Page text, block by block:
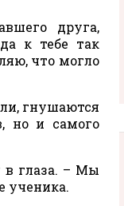
друга,
к тебе так
что могло
гнушаются
но и самого
в глаза. – Мы
ученика.